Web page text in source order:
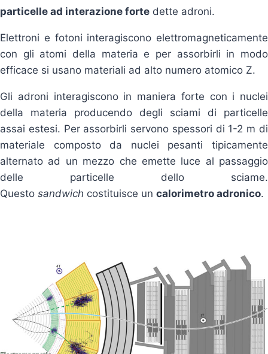
particelle ad interazione forte dette adroni.
Elettroni e fotoni interagiscono elettromagneticamente
con gli atomi della materia e per assorbirli in modo
efficace si usano materiali ad alto numero atomico Z.
Gli adroni interagiscono in maniera forte con i nuclei
della materia producendo degli sciami di particelle
assai estesi. Per assorbirli servono spessori di 1-2 m di
materiale composto da nuclei pesanti tipicamente
alternato ad un mezzo che emette luce al passaggio
delle particelle dello sciame.
Questo sandwich costituisce un calorimetro adronico.